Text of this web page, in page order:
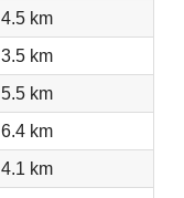
4.5 km
3.5 km
5.5 km
6.4 km
4.1 km